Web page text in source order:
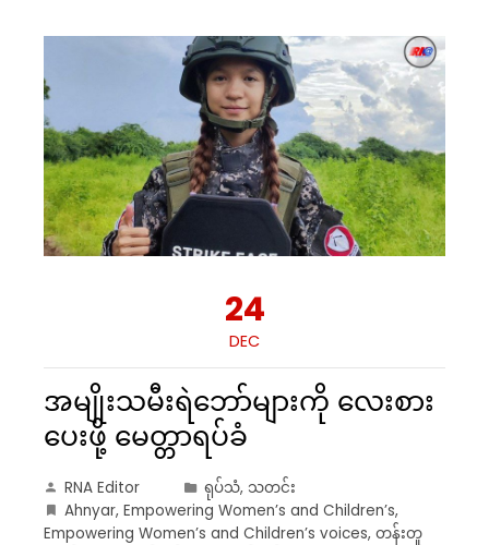
24
DEC
အမျိုးသမီးရဲဘော်များကို လေးစား
ပေးဖို့ မေတ္တာရပ်ခံ
RNA Editor ရုပ်သံ, သတင်း
Ahnyar, Empowering Women’s and Children’s,
Empowering Women’s and Children’s voices, တန်းတူ